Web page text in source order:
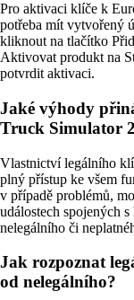
Pro aktivaci klíče k
potřeba mít vytvořený
kliknout na tlačítko
Aktivovat produkt na
potvrdit aktivaci.
Jaké výhody
Truck Simulator
Vlastnictví legálního
plný přístup ke všem
v případě problémů,
událostech spojených
nelegálního či
Jak rozpoznat
od nelegálního?